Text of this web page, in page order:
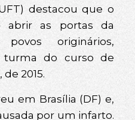
destacou que o
abrir as portas da
originários,
turma do curso de
2015.
em Brasília (DF) e,
por um infarto.